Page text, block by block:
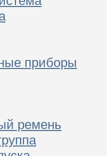
приборы
ремень